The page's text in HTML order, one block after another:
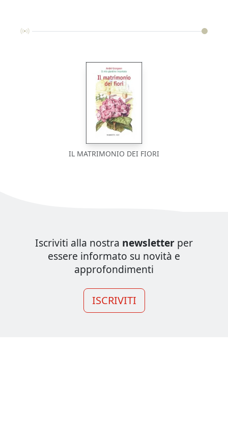
IL MATRIMONIO DEI FIORI
Iscriviti alla nostra newsletter per
essere informato su novità e
approfondimenti
ISCRIVITI